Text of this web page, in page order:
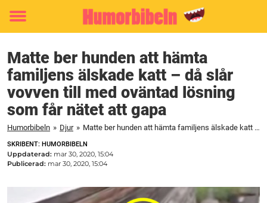
Toggle
Matte ber hunden att hämta
familjens älskade katt – då slår
vovven till med oväntad lösning
som får nätet att gapa
Humorbibeln » Djur » Matte ber hunden att hämta familjens älskade katt – då slår vovven till med oväntad lösning som får nätet att gapa
SKRIBENT: HUMORBIBELN
Uppdaterad: mar 30, 2020, 15:04
Publicerad: mar 30, 2020, 15:04